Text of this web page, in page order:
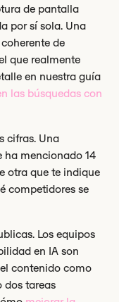
de pantalla
por sí sola. Una
de
que realmente
en nuestra guía
las búsquedas con
cifras. Una
ha mencionado 14
otra que te indique
competidores se
Los equipos
en IA son
contenido como
dos tareas